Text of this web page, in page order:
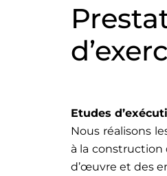
Etudes
Nous réalisons
à la construction
d’œuvre et des